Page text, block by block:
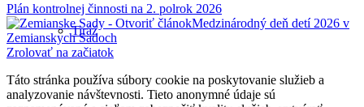
Tiráž
Plán kontrolnej činnosti na 2. polrok 2026
Medzinárodný deň detí 2026 v
Zemianskych Sadoch
Zrolovať na začiatok
Táto stránka používa súbory cookie na poskytovanie služieb a
analyzovanie návštevnosti. Tieto anonymné údaje sú